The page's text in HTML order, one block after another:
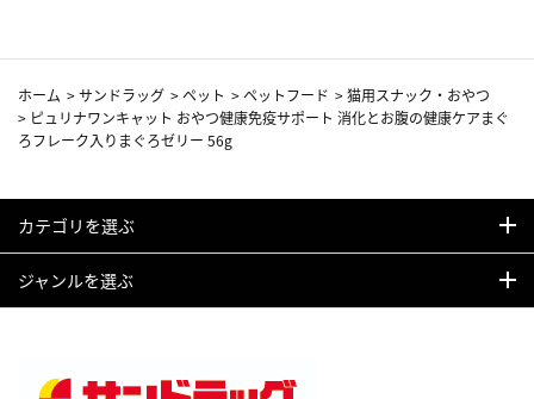
ホーム >サンドラッグ >ペット >ペットフード >猫用スナック・おやつ
> ピュリナワンキャット おやつ健康免疫サポート 消化とお腹の健康ケアまぐ
ろフレーク入りまぐろゼリー 56g
カテゴリを選ぶ
ジャンルを選ぶ